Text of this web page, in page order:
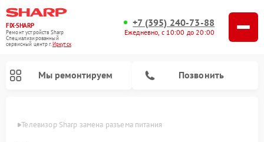
FIX-SHARP
Ремонт устройств Sharp
Специализированный
cервисный центр г.Иркутск
+7 (395) 240-73-88
Ежедневно, с 10:00 до 20:00
Мы ремонтируем Позвонить
Телевизор Sharp замена разъема питания